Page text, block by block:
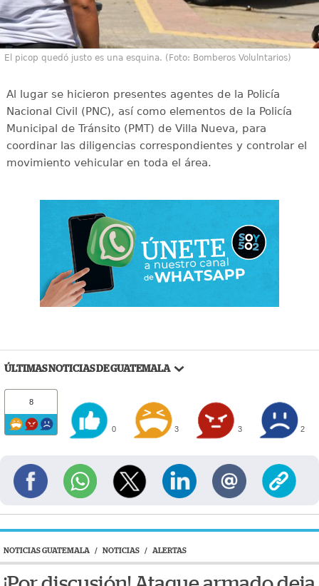
El picop quedó justo es una esquina. (Foto: Bomberos Volulntarios)
Al lugar se hicieron presentes agentes de la Policía
Nacional Civil (PNC), así como elementos de la Policía
Municipal de Tránsito (PMT) de Villa Nueva, para
coordinar las diligencias correspondientes y controlar el
movimiento vehicular en toda el área.
ÚLTIMAS NOTICIAS DE GUATEMALA
8
0 3 3 2
NOTICIAS GUATEMALA / NOTICIAS / ALERTAS